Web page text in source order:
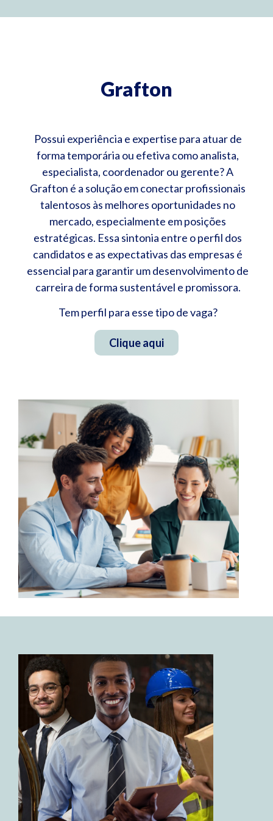
Grafton
Possui experiência e expertise para atuar de
forma temporária ou efetiva como analista,
especialista, coordenador ou gerente? A
Grafton é a solução em conectar profissionais
talentosos às melhores oportunidades no
mercado, especialmente em posições
estratégicas. Essa sintonia entre o perfil dos
candidatos e as expectativas das empresas é
essencial para garantir um desenvolvimento de
carreira de forma sustentável e promissora.
Tem perfil para esse tipo de vaga?
Clique aqui